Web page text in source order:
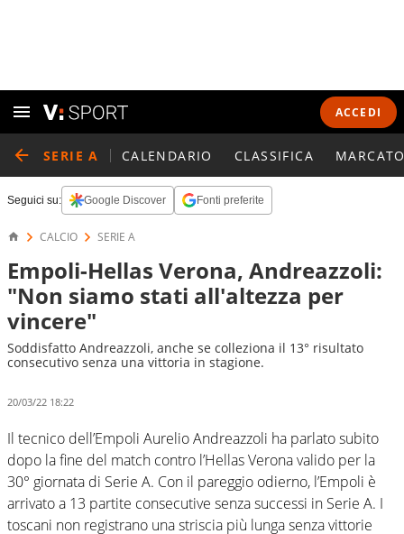
ACCEDI
SERIE A CALENDARIO CLASSIFICA
Seguici su: Google Discover Fonti preferite
CALCIO SERIE A
Empoli-Hellas Verona, Andreazzoli:
"Non siamo stati all'altezza per
vincere"
Soddisfatto Andreazzoli, anche se colleziona il 13° risultato
consecutivo senza una vittoria in stagione.
20/03/22 18:22
Il tecnico dell’Empoli Aurelio Andreazzoli ha parlato subito
dopo la fine del match contro l’Hellas Verona valido per la
30° giornata di Serie A. Con il pareggio odierno, l’Empoli è
arrivato a 13 partite consecutive senza successi in Serie A. I
toscani non registrano una striscia più lunga senza vittorie